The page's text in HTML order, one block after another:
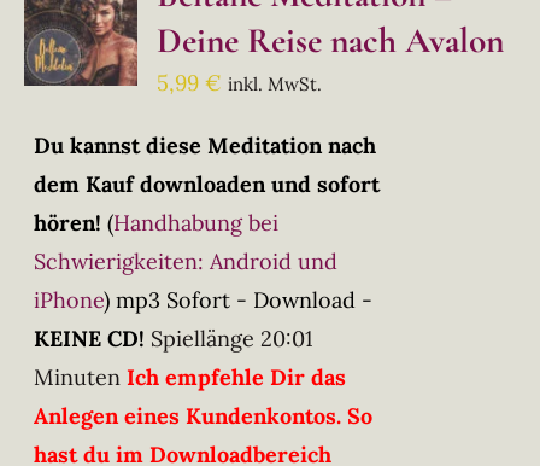
Deine Reise nach Avalon
5,99€ inkl. MwSt.
Du kannst diese Meditation nach
dem Kauf downloaden und sofort
hören! (Handhabung bei
Schwierigkeiten: Android und
iPhone) mp3 Sofort - Download -
KEINE CD! Spiellänge 20:01
Minuten Ich empfehle Dir das
Anlegen eines Kundenkontos. So
hast du im Downloadbereich